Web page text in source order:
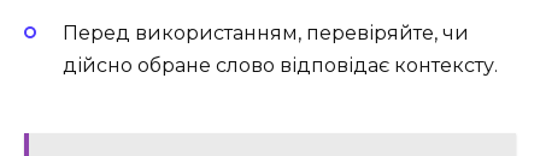
Перед використанням, перевіряйте, чи
дійсно обране слово відповідає контексту.